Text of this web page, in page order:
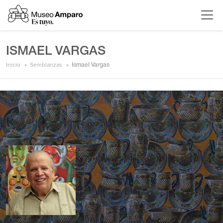
ISMAEL VARGAS
Inicio Semblanzas Ismael Vargas